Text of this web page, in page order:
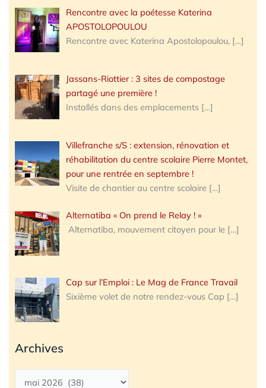
Rencontre avec la poétesse Katerina
APOSTOLOPOULOU
Rencontre avec Katerina Apostolopoulou, […]
Jassans-Riottier : 3 sites de compostage
partagé une première !
Installés dans des emplacements […]
Villefranche s/S : extension, rénovation et
réhabilitation du centre scolaire Pierre Montet,
pour une rentrée en septembre !
Visite de chantier au centre scolaire […]
Alternatiba « On prend le Relay ! »
Alternatiba, mouvement citoyen pour le […]
Cap sur l’Emploi : Le Mag de France Travail
Sixième volet de notre rendez-vous Cap […]
Archives